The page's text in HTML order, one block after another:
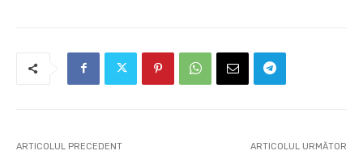
ARTICOLUL PRECEDENT ARTICOLUL URMĂTOR